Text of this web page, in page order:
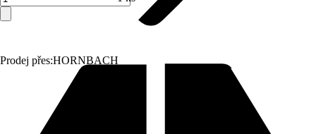
Prodej přes:HORNBACH